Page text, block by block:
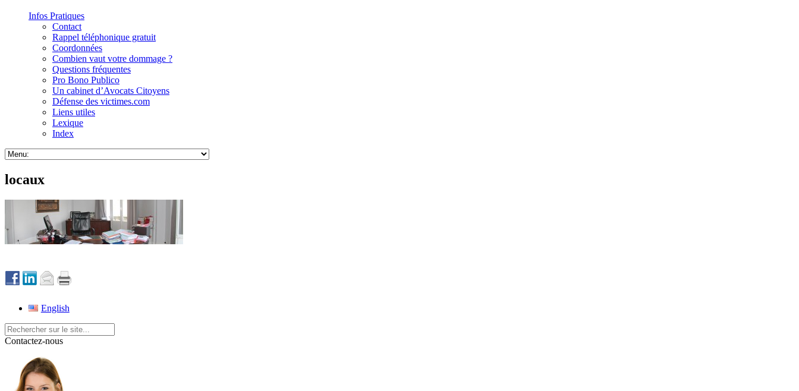
Infos Pratiques
Contact
Rappel téléphonique gratuit
Coordonnées
Combien vaut votre dommage ?
Questions fréquentes
Pro Bono Publico
Un cabinet d’Avocats Citoyens
Défense des victimes.com
Liens utiles
Lexique
Index
locaux
English
Contactez-nous